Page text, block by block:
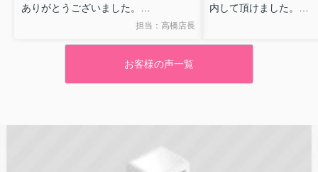
お部屋のご契約して頂きました、お客様に限り
詳しくはご契約担当者までお問合せして下さい。
営業時間9:30 ～ 18:00（最終受付）
ありがとうございました。
すてきな新生活がはじめられそうで
担当：高橋店長
内して頂けました。
お客様の声一覧